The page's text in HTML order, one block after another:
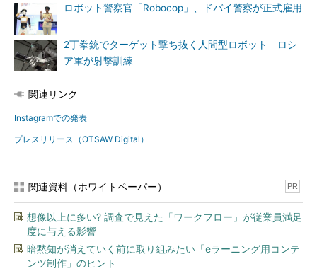
ロボット警察官「Robocop」、ドバイ警察が正式雇用
2丁拳銃でターゲット撃ち抜く人間型ロボット ロシ
ア軍が射撃訓練
関連リンク
Instagramでの発表
プレスリリース（OTSAW Digital）
関連資料（ホワイトペーパー） PR
想像以上に多い? 調査で見えた「ワークフロー」が従業員満足
度に与える影響
暗黙知が消えていく前に取り組みたい「eラーニング用コンテ
ンツ制作」のヒント